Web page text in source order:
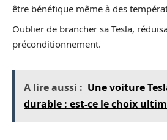
être bénéfique même à des
Oublier de brancher sa Tesla,
préconditionnement.
A lire aussi : Une voiture
durable : est-ce le choix